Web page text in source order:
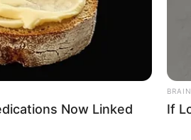
Now Linked
If